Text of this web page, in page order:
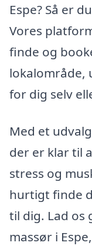
Espe? Så er
Vores
finde og
lokalområde,
for dig selv
Med et
der er klar til
stress og
hurtigt finde
til dig. Lad os
massør i